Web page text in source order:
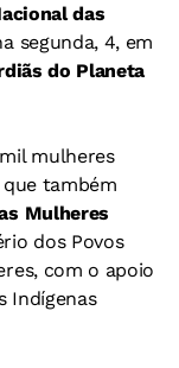
das
segunda, 4, em
do Planeta
mulheres
que também
Mulheres
dos Povos
com o apoio
Indígenas